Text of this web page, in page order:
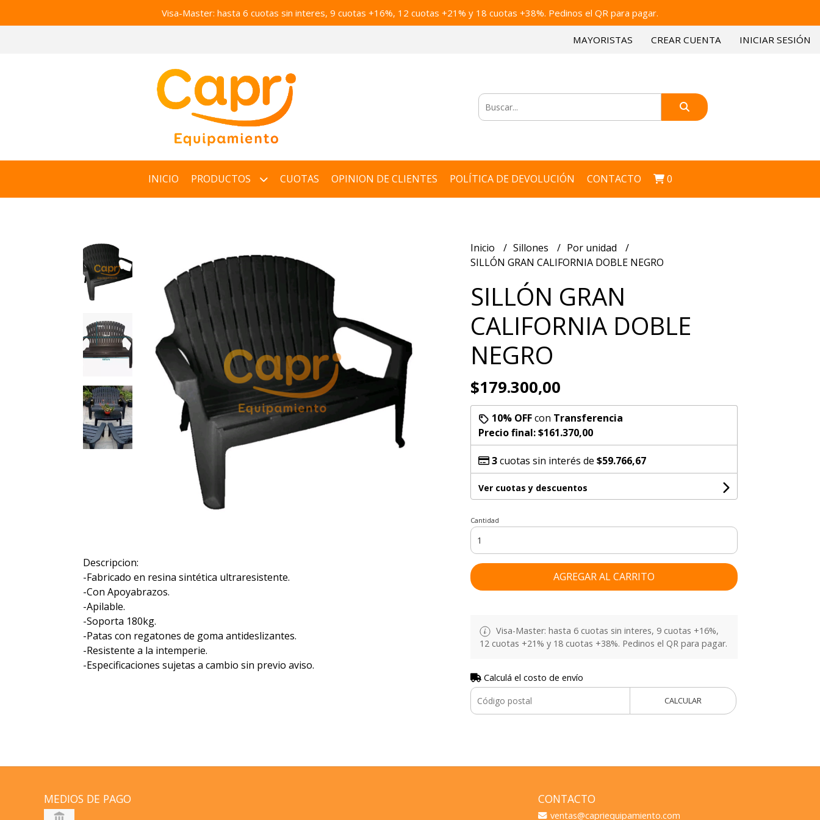
Visa-Master: hasta 6 cuotas sin interes, 9 cuotas +16%, 12 cuotas +21% y 18 cuotas +38%. Pedinos el QR para pagar.
MAYORISTAS CREAR CUENTA INICIAR SESIÓN
INICIO PRODUCTOS CUOTAS OPINION DE CLIENTES POLÍTICA DE DEVOLUCIÓN CONTACTO 0
Descripcion:
-Fabricado en resina sintética ultraresistente.
-Con Apoyabrazos.
-Apilable.
-Soporta 180kg.
-Patas con regatones de goma antideslizantes.
-Resistente a la intemperie.
-Especificaciones sujetas a cambio sin previo aviso.
Inicio Sillones
Por unidad
SILLÓN GRAN CALIFORNIA DOBLE NEGRO
SILLÓN GRAN
CALIFORNIA DOBLE
NEGRO
$179.300,00
10% OFFcon Transferencia
Precio final:$161.370,00
3cuotas sin interés de $59.766,67
Ver cuotas y descuentos
Cantidad
AGREGAR AL CARRITO
Visa-Master: hasta 6 cuotas sin interes, 9 cuotas +16%,
12 cuotas +21% y 18 cuotas +38%. Pedinos el QR para pagar.
Calculá el costo de envío
CALCULAR
MEDIOS DE PAGO CONTACTO
ventas@capriequipamiento.com